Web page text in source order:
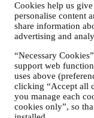
Cookies help us
personalise content
share information
advertising and
“Necessary
support web
uses above
clicking “Accept all
you manage each
cookies only”, so
interessanter te
Wij verzamelen
en klikgedrag
technologieën
volgen. Deze
om
ontvangen. De
uitgeoefend op
verzameld door
een Le Creuset-